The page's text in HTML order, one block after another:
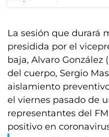
La sesión que durará
presidida por el
baja, Alvaro González
del cuerpo, Sergio
aislamiento
el viernes pasado de
representantes del
positivo en